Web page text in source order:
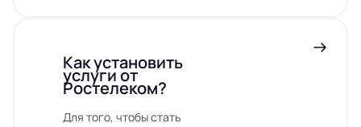
Как установить
услуги от
Ростелеком?
Для того, чтобы стать